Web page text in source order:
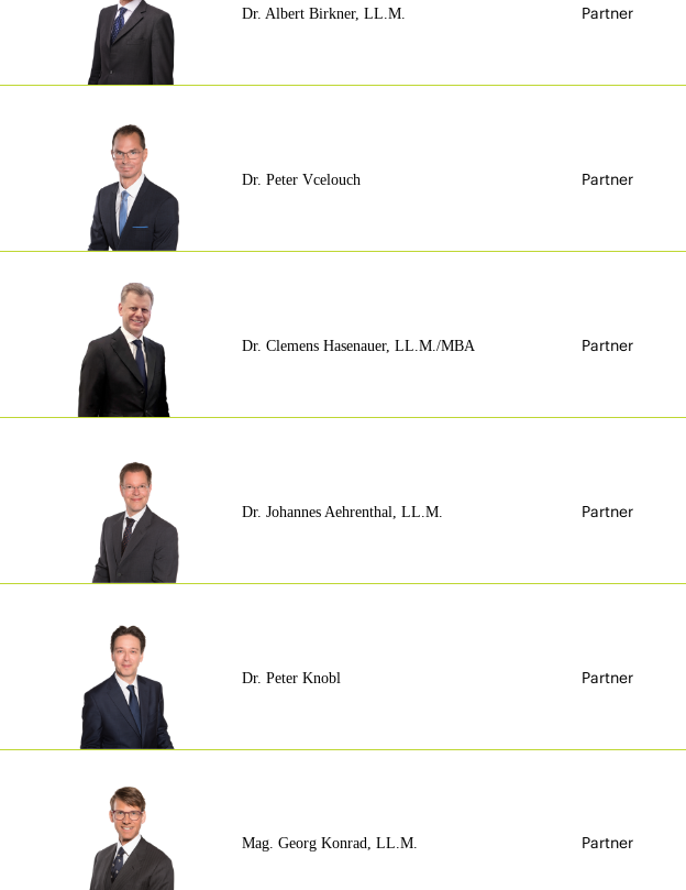
Dr. Albert Birkner, LL.M. Partner
Dr. Peter Vcelouch Partner
Dr. Clemens Hasenauer, LL.M./MBA Partner
Dr. Johannes Aehrenthal, LL.M. Partner
Dr. Peter Knobl Partner
Mag. Georg Konrad, LL.M. Partner